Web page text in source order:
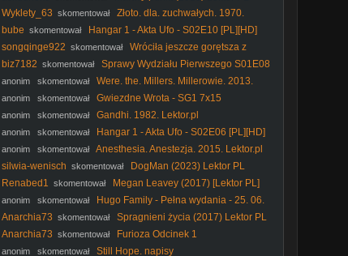
Wyklety_63 skomentował
Złoto. dla. zuchwałych. 1970.
Lektor.pl
bube skomentował
Hangar 1 - Akta Ufo - S02E10 [PL][HD]
songqinge922 skomentował
Wróciła jeszcze gorętsza z
bliźniakami władcy
biz7182 skomentował
Sprawy Wydziału Pierwszego S01E08
Lektor PL
anonim skomentował
Were. the. Millers. Millerowie. 2013.
Lektor.pl
anonim skomentował Gwiezdne Wrota - SG1 7x15
anonim skomentował Gandhi. 1982. Lektor.pl
anonim skomentował Hangar 1 - Akta Ufo - S02E06 [PL][HD]
anonim skomentował Anesthesia. Anestezja. 2015. Lektor.pl
silwia-wenisch skomentował
DogMan (2023) Lektor PL
Renabed1 skomentował Megan Leavey (2017) [Lektor PL]
anonim skomentował
Hugo Family - Pełna wydania - 25. 06.
2005
Anarchia73 skomentował
Spragnieni życia (2017) Lektor PL
Anarchia73 skomentował Furioza Odcinek 1
anonim skomentował Still Hope. napisy